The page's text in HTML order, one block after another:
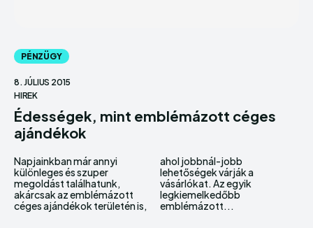
PÉNZÜGY
8. JÚLIUS 2015
HIREK
Édességek, mint emblémázott céges
ajándékok
Napjainkban már annyi
különleges és szuper
megoldást találhatunk,
akárcsak az emblémázott
céges ajándékok területén is,
ahol jobbnál-jobb
lehetőségek várják a
vásárlókat. Az egyik
legkiemelkedőbb
emblémázott...